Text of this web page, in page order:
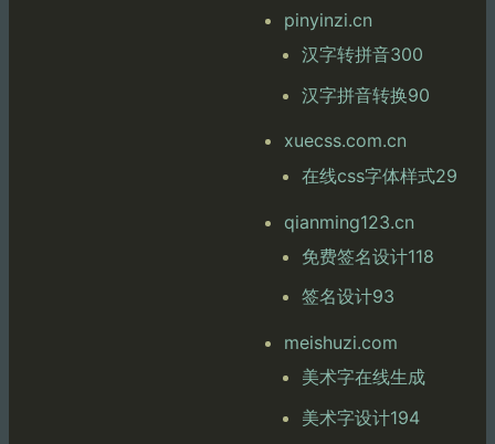
pinyinzi.cn
汉字转拼音300
汉字拼音转换90
xuecss.com.cn
在线css字体样式29
qianming123.cn
免费签名设计118
签名设计93
meishuzi.com
美术字在线生成
美术字设计194